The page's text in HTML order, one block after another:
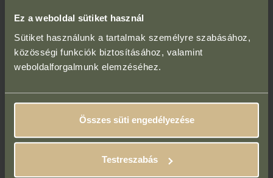
Ez a weboldal sütiket használ
Sütiket használunk a tartalmak személyre szabásához,
közösségi funkciók biztosításához, valamint
weboldalforgalmunk elemzéséhez.
Összes süti engedélyezése
Testreszabás